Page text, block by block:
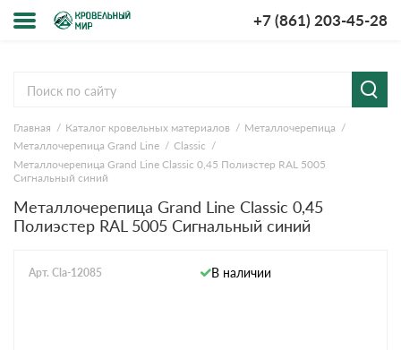
+7 (861) 203-45-28
компании
и оплата
ответы
Главная Каталог кровельных материалов
Металлочерепица
Металлочерепица Grand Line
Classic
Металлочерепица Grand Line Classic 0,45 Полиэстер RAL 5005
Сигнальный синий
Металлочерепица Grand Line Classic 0,45
Полиэстер RAL 5005 Сигнальный синий
Арт. Cla-12085 В наличии